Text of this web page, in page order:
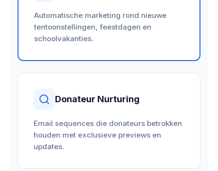
Automatische marketing rond nieuwe
tentoonstellingen, feestdagen en
schoolvakanties.
Donateur Nurturing
Email sequences die donateurs betrokken
houden met exclusieve previews en
updates.